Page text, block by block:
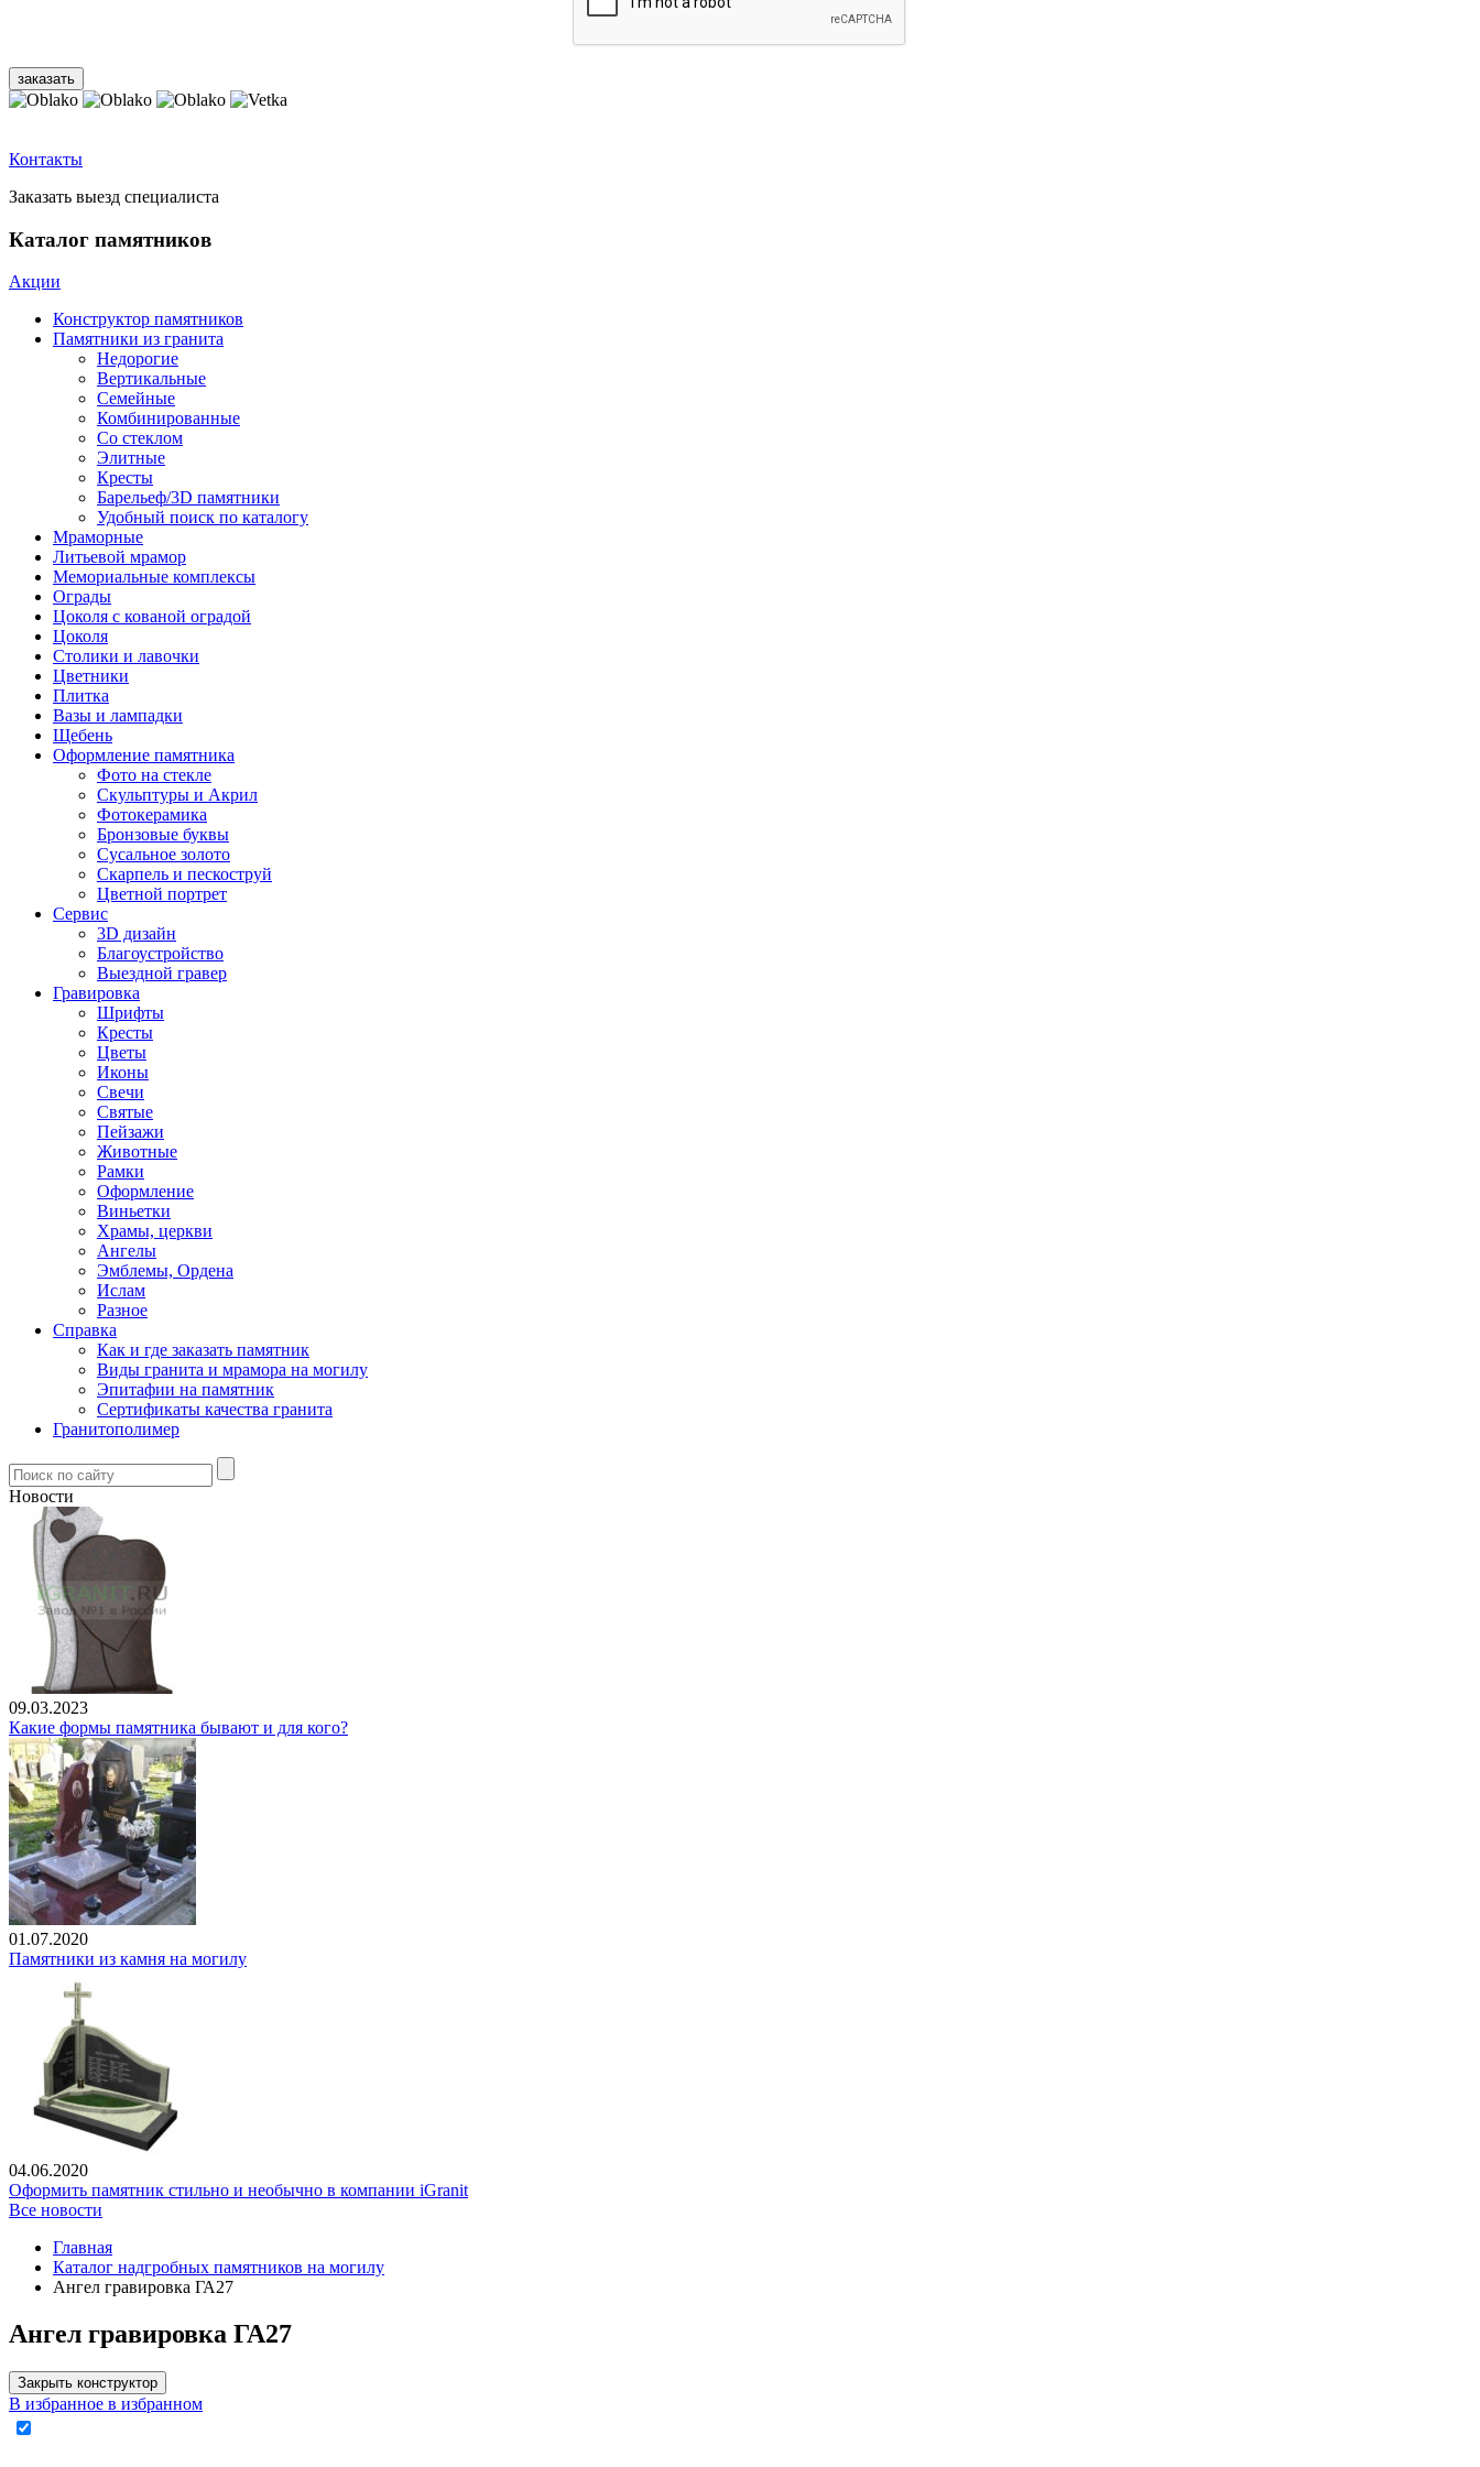
Контакты
Заказать выезд специалиста
Каталог памятников
Акции
Конструктор памятников
Памятники из гранита
Недорогие
Вертикальные
Семейные
Комбинированные
Со стеклом
Элитные
Кресты
Барельеф/3D памятники
Удобный поиск по каталогу
Мраморные
Литьевой мрамор
Мемориальные комплексы
Ограды
Цоколя с кованой оградой
Цоколя
Столики и лавочки
Цветники
Плитка
Вазы и лампадки
Щебень
Оформление памятника
Фото на стекле
Скульптуры и Акрил
Фотокерамика
Бронзовые буквы
Сусальное золото
Скарпель и пескоструй
Цветной портрет
Сервис
3D дизайн
Благоустройство
Выездной гравер
Гравировка
Шрифты
Кресты
Цветы
Иконы
Свечи
Святые
Пейзажи
Животные
Рамки
Оформление
Виньетки
Храмы, церкви
Ангелы
Эмблемы, Ордена
Ислам
Разное
Справка
Как и где заказать памятник
Виды гранита и мрамора на могилу
Эпитафии на памятник
Сертификаты качества гранита
Гранитополимер
Новости
09.03.2023
Какие формы памятника бывают и для кого?
01.07.2020
Памятники из камня на могилу
04.06.2020
Оформить памятник стильно и необычно в компании iGranit
Все новости
Главная
Каталог надгробных памятников на могилу
Ангел гравировка ГА27
Ангел гравировка ГА27
Закрыть конструктор
В избранное в избранном